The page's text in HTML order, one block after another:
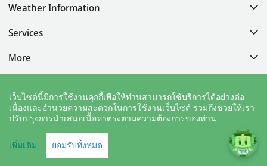
Weather Information
Services
More
Sitemap
เว็บไซต์นี้มีการใช้งานคุกกี้เพื่อให้ท่านสามารถใช้บริการได้อย่างต่อ
เนื่องและอำนวยความสะดวกในการใช้งานเว็บไซต์ รวมถึงช่วยให้เรา
ปรับปรุงการนำเสนอเนื้อหาตรงตามความต้องการของท่าน
เพิ่มเติม ยอมรับทั้งหมด